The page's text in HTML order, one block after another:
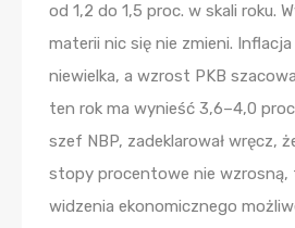
od 1,2 do 1,5 proc. w skali roku.
materii nic się nie zmieni.
niewielka, a wzrost PKB
ten rok ma wynieść 3,6–4,0
szef NBP, zadeklarował wręcz,
stopy procentowe nie wzrosną,
widzenia ekonomicznego